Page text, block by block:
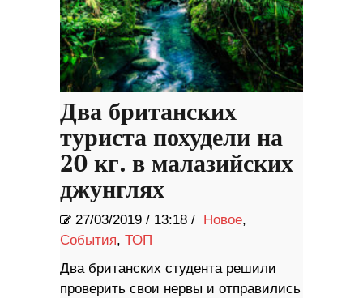
Два британских
туриста похудели на
20 кг. в малазийских
джунглях
27/03/2019 / 13:18 / Новое,
События, ТОП
Два британских студента решили
проверить свои нервы и отправились